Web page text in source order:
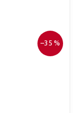
–35 %